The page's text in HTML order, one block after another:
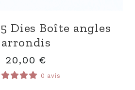
Dies Boîte angles
arrondis
20,00 €
0 avis